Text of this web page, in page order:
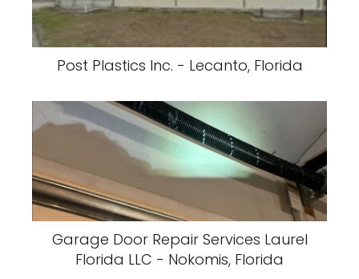
Post Plastics Inc. - Lecanto, Florida
Garage Door Repair Services Laurel
Florida LLC - Nokomis, Florida